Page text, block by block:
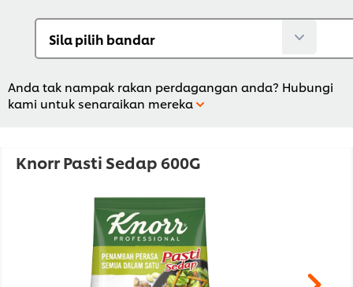
Anda tak nampak rakan perdagangan anda? Hubungi
kami untuk senaraikan mereka
Knorr Pasti Sedap 600G